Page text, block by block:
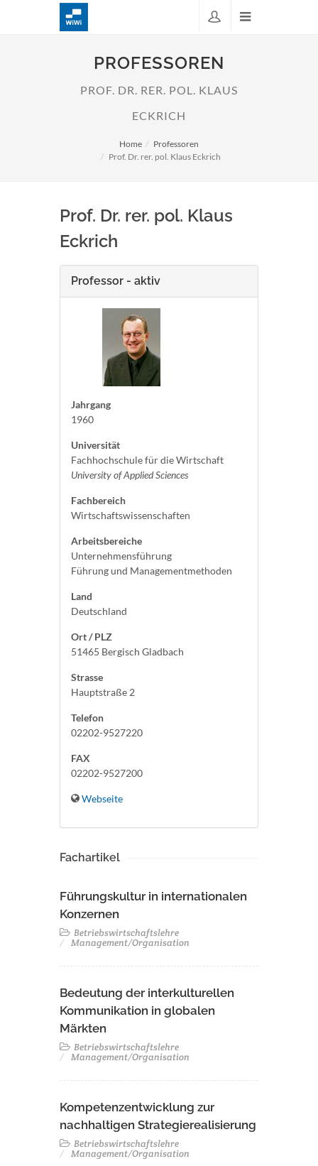
PROFESSOREN
PROF. DR. RER. POL. KLAUS
ECKRICH
Home
Professoren
Prof. Dr. rer. pol. Klaus Eckrich
Prof. Dr. rer. pol. Klaus
Eckrich
Professor - aktiv
Jahrgang
1960
Universität
Fachhochschule für die Wirtschaft
University of Applied Sciences
Fachbereich
Wirtschaftswissenschaften
Arbeitsbereiche
Unternehmensführung
Führung und Managementmethoden
Land
Deutschland
Ort / PLZ
51465 Bergisch Gladbach
Strasse
Hauptstraße 2
Telefon
02202-9527220
FAX
02202-9527200
Webseite
Fachartikel
Führungskultur in internationalen
Konzernen
Betriebswirtschaftslehre
Management/Organisation
Bedeutung der interkulturellen
Kommunikation in globalen
Märkten
Betriebswirtschaftslehre
Management/Organisation
Kompetenzentwicklung zur
nachhaltigen Strategierealisierung
Betriebswirtschaftslehre
Management/Organisation